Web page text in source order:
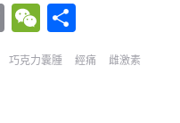
Copy
Link
WeChat
享
巧克力囊腫 經痛 雌激素